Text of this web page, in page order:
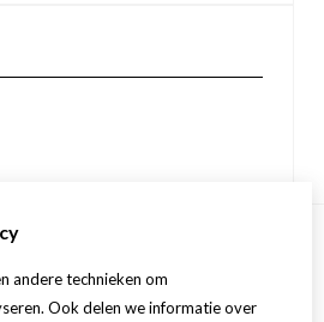
andere technieken om
Ook delen we informatie over